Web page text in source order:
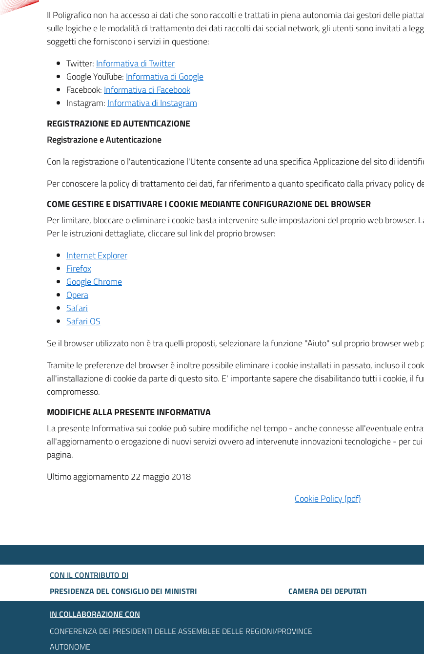
Il Poligrafico non ha accesso ai dati che sono raccolti e trattati in piena autonomia dai gestori delle
sulle logiche e le modalità di trattamento dei dati raccolti dai social network, gli utenti sono invitati a
soggetti che forniscono i servizi in questione:
Twitter: Informativa di Twitter
Google YouTube: Informativa di Google
Facebook: Informativa di Facebook
Instagram: Informativa di Instagram
REGISTRAZIONE ED AUTENTICAZIONE
Registrazione e Autenticazione
Con la registrazione o l'autenticazione l'Utente consente ad una specifica Applicazione del sito di
Per conoscere la policy di trattamento dei dati, far riferimento a quanto specificato dalla privacy policy
COME GESTIRE E DISATTIVARE I COOKIE MEDIANTE CONFIGURAZIONE DEL BROWSER
Per limitare, bloccare o eliminare i cookie basta intervenire sulle impostazioni del proprio web browser.
Per le istruzioni dettagliate, cliccare sul link del proprio browser:
Internet Explorer
Firefox
Google Chrome
Opera
Safari
Safari OS
Se il browser utilizzato non è tra quelli proposti, selezionare la funzione "Aiuto" sul proprio browser web
Tramite le preferenze del browser è inoltre possibile eliminare i cookie installati in passato, incluso il
all'installazione di cookie da parte di questo sito. E' importante sapere che disabilitando tutti i cookie, il
compromesso.
MODIFICHE ALLA PRESENTE INFORMATIVA
La presente Informativa sui cookie può subire modifiche nel tempo - anche connesse all'eventuale
all'aggiornamento o erogazione di nuovi servizi ovvero ad intervenute innovazioni tecnologiche - per
pagina.
Ultimo aggiornamento 22 maggio 2018
Cookie Policy (pdf)
CON IL CONTRIBUTO DI
PRESIDENZA DEL CONSIGLIO DEI MINISTRI
CAMERA DEI DEPUTATI
IN COLLABORAZIONE CON
CONFERENZA DEI PRESIDENTI DELLE ASSEMBLEE DELLE REGIONI/PROVINCE
AUTONOME